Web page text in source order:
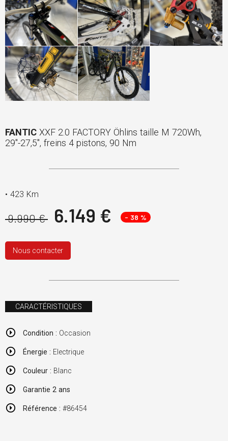
FANTIC XXF 2.0 FACTORY Öhlins taille M 720Wh,
29''-27,5'', freins 4 pistons, 90 Nm
• 423 Km
9.990 € 6.149 € - 38 %
Nous contacter
CARACTÉRISTIQUES
Condition : Occasion
Énergie : Electrique
Couleur : Blanc
Garantie 2 ans
Référence : #86454